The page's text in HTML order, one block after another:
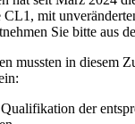
mit
Sie bitte aus
mussten in diesem
der